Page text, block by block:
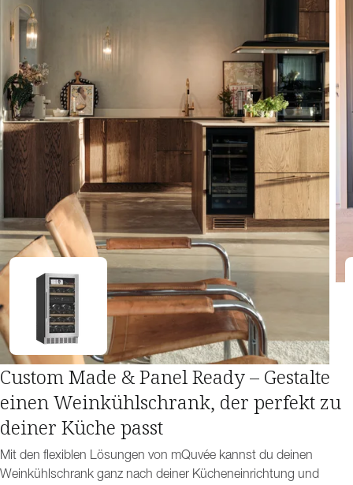
Custom Made & Panel Ready – Gestalte
einen Weinkühlschrank, der perfekt zu
deiner Küche passt
Mit den flexiblen Lösungen von mQuvée kannst du deinen
Weinkühlschrank ganz nach deiner Kücheneinrichtung und